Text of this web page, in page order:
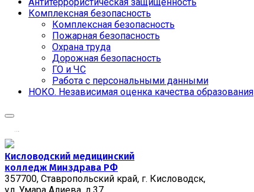
Комплексная безопасность
Комплексная безопасность
Пожарная безопасность
Охрана труда
Дорожная безопасность
ГО и ЧС
Работа с персональными данными
НОКО. Независимая оценка качества образования
...
Кисловодский медицинский
колледж Минздрава РФ
357700, Ставропольский край, г. Кисловодск,